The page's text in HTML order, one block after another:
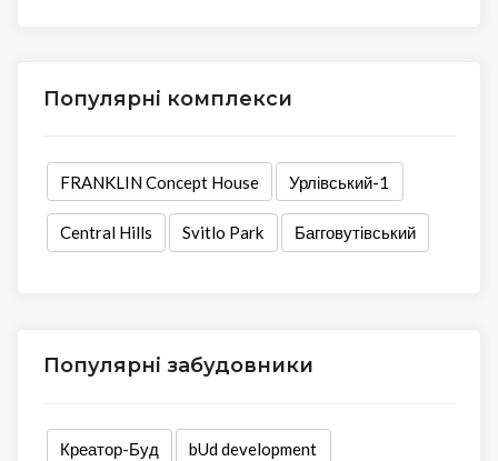
Популярні комплекси
FRANKLIN Concept House Урлівський-1
Central Hills Svitlo Park Багговутівський
Популярні забудовники
Креатор-Буд bUd development